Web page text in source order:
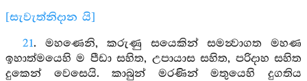
[සැවැත්නිදාන යි]
21. මහණෙනි, කරුණු සයෙකින් සමන්‍වාගත මහණ
ඉහාත්මයෙහි ම පීඩා සහිත, උපායාස සහිත, පරිදාහ සහිත
දුකෙන් වෙසෙයි. කාබුන් මරණින් මතුයෙහි දුගතිය